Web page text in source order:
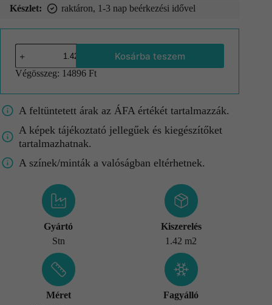
Készlet: raktáron, 1-3 nap beérkezési idővel
Kosárba teszem
Végösszeg: 14896 Ft
A feltüntetett árak az ÁFA értékét tartalmazzák.
A képek tájékoztató jellegűek és kiegészítőket
tartalmazhatnak.
A színek/minták a valóságban eltérhetnek.
Gyártó
Stn
Kiszerelés
1.42 m2
Méret
Fagyálló